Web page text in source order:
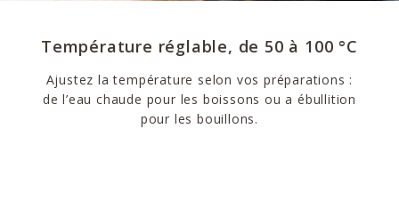
Température réglable, de 50 à 100 °C
Ajustez la température selon vos préparations :
de l’eau chaude pour les boissons ou a ébullition
pour les bouillons.